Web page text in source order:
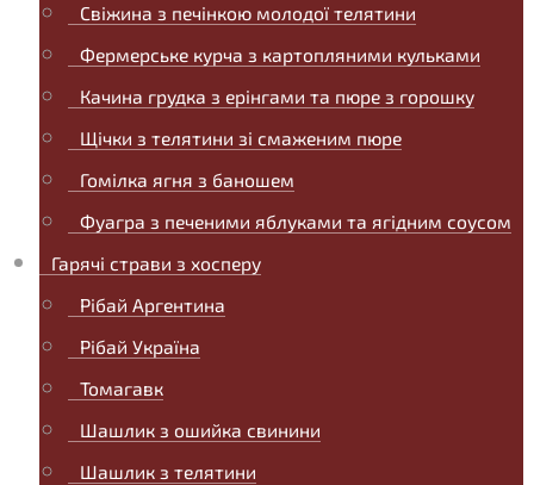
Свіжина з печінкою молодої телятини
Фермерське курча з картопляними кульками
Качина грудка з ерінгами та пюре з горошку
Щічки з телятини зі смаженим пюре
Гомілка ягня з баношем
Фуагра з печеними яблуками та ягідним соусом
Гарячі страви з хосперу
Рібай Аргентина
Рібай Україна
Томагавк
Шашлик з ошийка свинини
Шашлик з телятини